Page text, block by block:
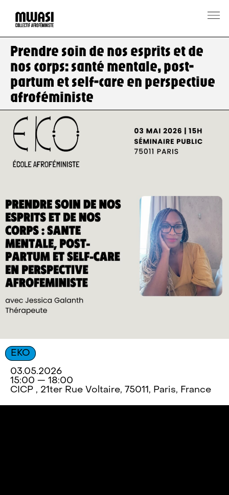
Prendre soin de nos esprits et de
nos corps: santé mentale, post-
partum et self-care en perspective
afroféministe
EKO
03.05.2026
15:00 — 18:00
CICP , 21ter Rue Voltaire, 75011, Paris, France